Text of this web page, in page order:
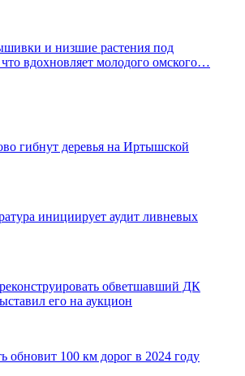
и низшие растения под
вдохновляет молодого омского…
гибнут деревья на Иртышской
инициирует аудит ливневых
обветшавший ДК
его на аукцион
обновит 100 км дорог в 2024 году